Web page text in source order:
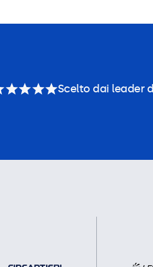
Scelto dai leader